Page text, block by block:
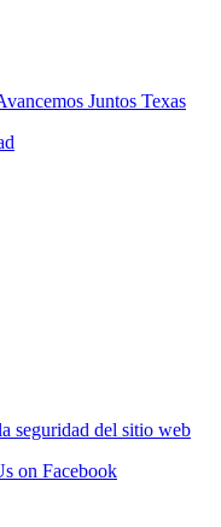
Juntos Texas
seguridad del sitio web
on Facebook